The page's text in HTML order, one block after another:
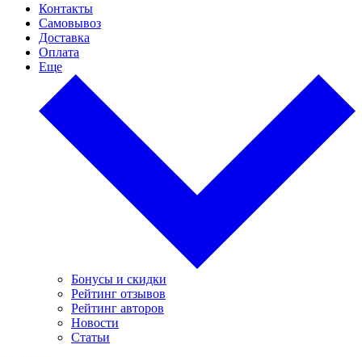
Контакты
Самовывоз
Доставка
Оплата
Еще
Бонусы и скидки
Рейтинг отзывов
Рейтинг авторов
Новости
Статьи